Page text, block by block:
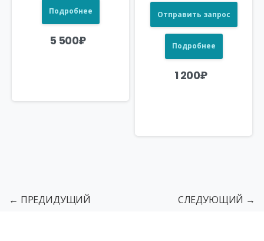
Подробнее
5 500₽
Отправить запрос
Подробнее
1 200₽
← ПРЕДИДУЩИЙ СЛЕДУЮЩИЙ →